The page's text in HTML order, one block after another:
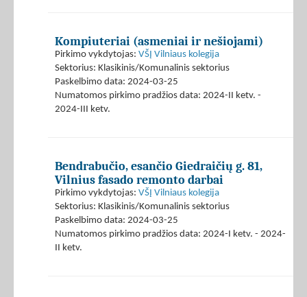
Kompiuteriai (asmeniai ir nešiojami)
Pirkimo vykdytojas: VŠĮ Vilniaus kolegija
Sektorius: Klasikinis/Komunalinis sektorius
Paskelbimo data: 2024-03-25
Numatomos pirkimo pradžios data: 2024-II ketv. -
2024-III ketv.
Bendrabučio, esančio Giedraičių g. 81,
Vilnius fasado remonto darbai
Pirkimo vykdytojas: VŠĮ Vilniaus kolegija
Sektorius: Klasikinis/Komunalinis sektorius
Paskelbimo data: 2024-03-25
Numatomos pirkimo pradžios data: 2024-I ketv. - 2024-
II ketv.